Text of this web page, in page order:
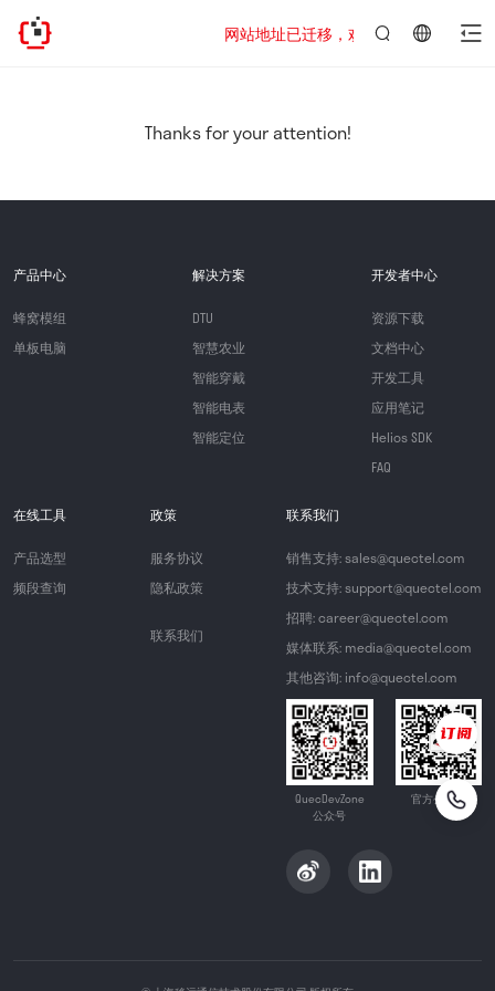
网站地址已迁移，欢迎访问新址：
Thanks for your attention!
产品中心
蜂窝模组
单板电脑
解决方案
DTU
智慧农业
智能穿戴
智能电表
智能定位
开发者中心
资源下载
文档中心
开发工具
应用笔记
Helios SDK
FAQ
在线工具
产品选型
频段查询
政策
服务协议
隐私政策
联系我们
联系我们
销售支持: sales@quectel.com
技术支持: support@quectel.com
招聘: career@quectel.com
媒体联系: media@quectel.com
其他咨询: info@quectel.com
QuecDevZone
公众号
官方公众号